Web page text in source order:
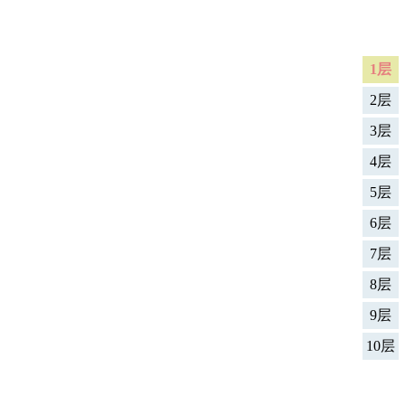
1层
2层
3层
4层
5层
6层
7层
8层
9层
10层